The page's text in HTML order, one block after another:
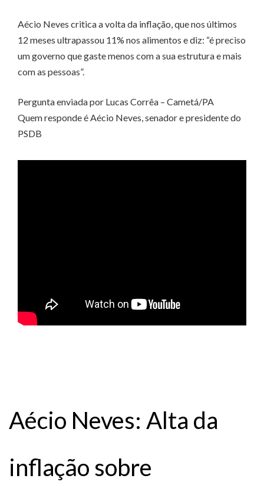
Aécio Neves critica a volta da inflação, que nos últimos
12 meses ultrapassou 11% nos alimentos e diz: “é preciso
um governo que gaste menos com a sua estrutura e mais
com as pessoas”.
Pergunta enviada por Lucas Corrêa – Cametá/PA
Quem responde é Aécio Neves, senador e presidente do
PSDB
Aécio Neves: Alta da
inflação sobre